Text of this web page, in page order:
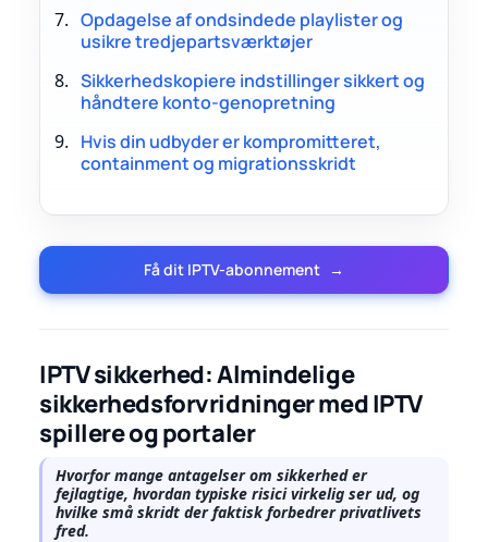
Opdagelse af ondsindede playlister og
usikre tredjepartsværktøjer
Sikkerhedskopiere indstillinger sikkert og
håndtere konto-genopretning
Hvis din udbyder er kompromitteret,
containment og migrationsskridt
Få dit IPTV-abonnement →
IPTV sikkerhed: Almindelige
sikkerhedsforvridninger med IPTV
spillere og portaler
Hvorfor mange antagelser om sikkerhed er
fejlagtige, hvordan typiske risici virkelig ser ud, og
hvilke små skridt der faktisk forbedrer privatlivets
fred.